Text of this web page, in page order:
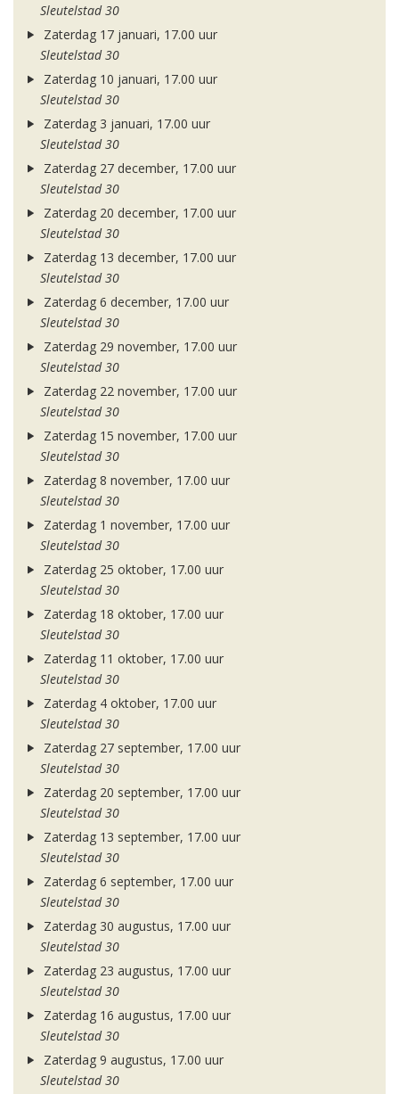
Sleutelstad 30
Zaterdag 17 januari, 17.00 uur
Sleutelstad 30
Zaterdag 10 januari, 17.00 uur
Sleutelstad 30
Zaterdag 3 januari, 17.00 uur
Sleutelstad 30
Zaterdag 27 december, 17.00 uur
Sleutelstad 30
Zaterdag 20 december, 17.00 uur
Sleutelstad 30
Zaterdag 13 december, 17.00 uur
Sleutelstad 30
Zaterdag 6 december, 17.00 uur
Sleutelstad 30
Zaterdag 29 november, 17.00 uur
Sleutelstad 30
Zaterdag 22 november, 17.00 uur
Sleutelstad 30
Zaterdag 15 november, 17.00 uur
Sleutelstad 30
Zaterdag 8 november, 17.00 uur
Sleutelstad 30
Zaterdag 1 november, 17.00 uur
Sleutelstad 30
Zaterdag 25 oktober, 17.00 uur
Sleutelstad 30
Zaterdag 18 oktober, 17.00 uur
Sleutelstad 30
Zaterdag 11 oktober, 17.00 uur
Sleutelstad 30
Zaterdag 4 oktober, 17.00 uur
Sleutelstad 30
Zaterdag 27 september, 17.00 uur
Sleutelstad 30
Zaterdag 20 september, 17.00 uur
Sleutelstad 30
Zaterdag 13 september, 17.00 uur
Sleutelstad 30
Zaterdag 6 september, 17.00 uur
Sleutelstad 30
Zaterdag 30 augustus, 17.00 uur
Sleutelstad 30
Zaterdag 23 augustus, 17.00 uur
Sleutelstad 30
Zaterdag 16 augustus, 17.00 uur
Sleutelstad 30
Zaterdag 9 augustus, 17.00 uur
Sleutelstad 30